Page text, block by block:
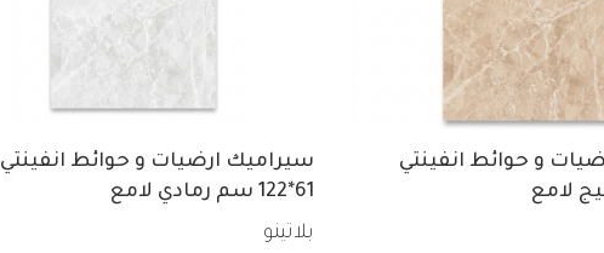
و حوائط انفينتي
سيراميك ارضيات و حوائط انفينتي
61*122 سم رمادي لامع
بلاتينو